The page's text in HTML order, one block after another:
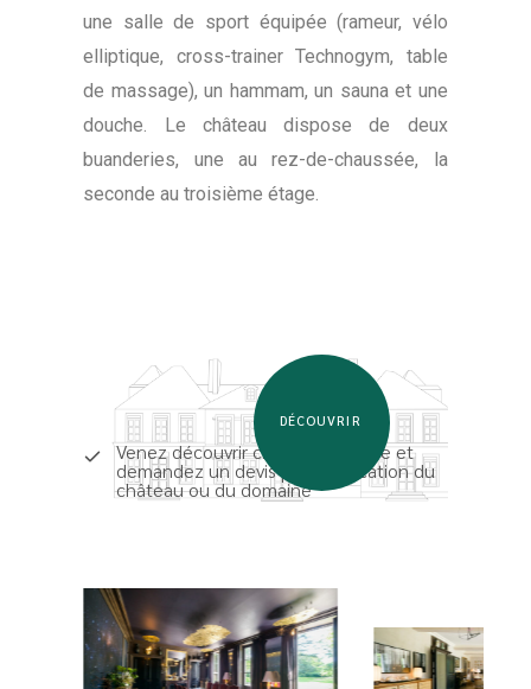
une salle de sport équipée (rameur, vélo
elliptique, cross-trainer Technogym, table
de massage), un hammam, un sauna et une
douche. Le château dispose de deux
buanderies, une au rez-de-chaussée, la
seconde au troisième étage.
DÉCOUVRIR
Venez découvrir chaque chambre et
demandez un devis pour la location du
château ou du domaine